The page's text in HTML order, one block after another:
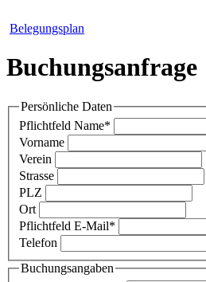
Belegungsplan
Buchungsanfrage
Persönliche Daten
Pflichtfeld Name*
Vorname
Verein
Strasse
PLZ
Ort
Pflichtfeld E-Mail*
Telefon
Buchungsangaben